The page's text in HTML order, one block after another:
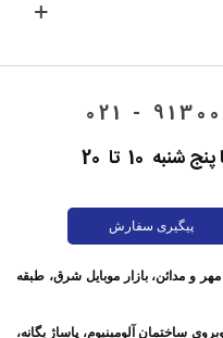
10 تا 20
پیگیری سفارش
مهر و مدائن، بازار موبایل شرق، طبقه
ساختمان آلومینیوم، پاساژ یگانه،